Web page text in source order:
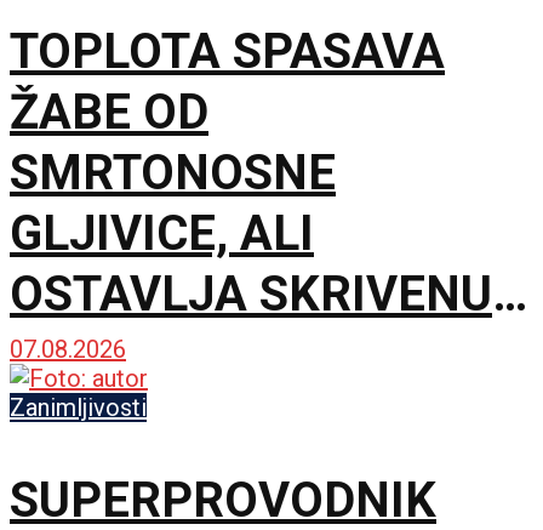
TOPLOTA SPASAVA
ŽABE OD
SMRTONOSNE
GLJIVICE, ALI
OSTAVLJA SKRIVENU
POSLEDICU: Mužjaci
mesecima proizvode
manje sperme
07.08.2026
Zanimljivosti
SUPERPROVODNIK